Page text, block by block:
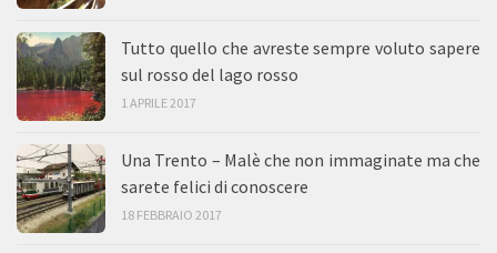
Tutto quello che avreste sempre voluto sapere
sul rosso del lago rosso
1 APRILE 2017
Una Trento – Malè che non immaginate ma che
sarete felici di conoscere
18 FEBBRAIO 2017